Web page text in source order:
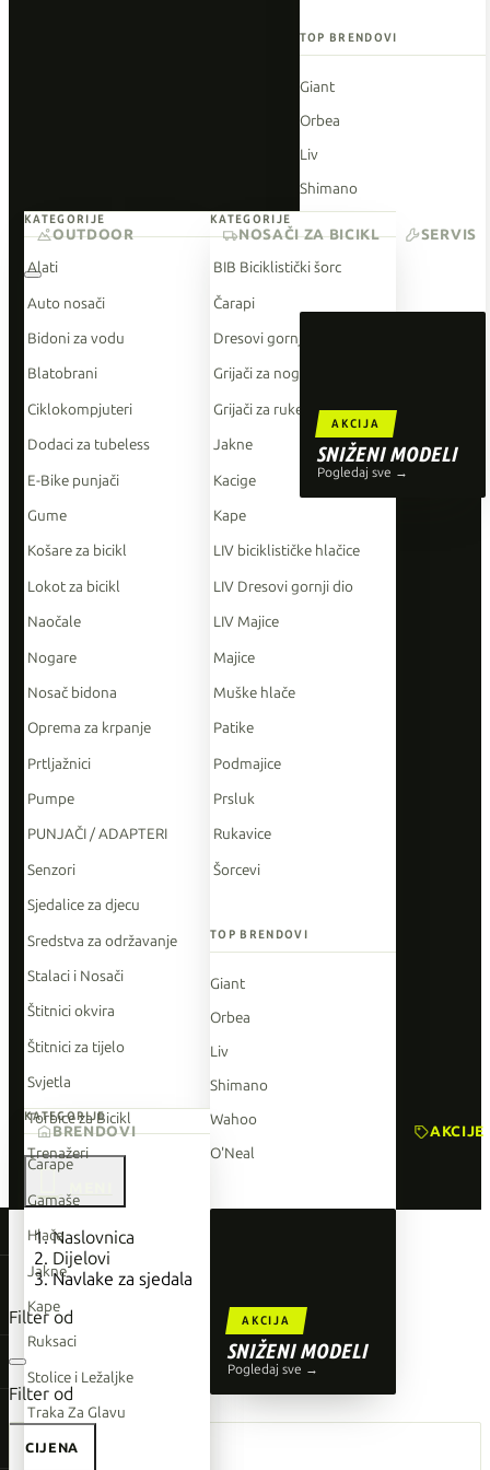
TOP BRENDOVI
Giant
Orbea
Liv
Shimano
O'Neal
AKCIJA
SNIŽENI MODELI
Pogledaj sve →
KATEGORIJE
Alati
Auto nosači
Bidoni za vodu
Blatobrani
Ciklokompjuteri
Dodaci za tubeless
E-Bike punjači
Gume
Košare za bicikl
Lokot za bicikl
Naočale
Nogare
Nosač bidona
Oprema za krpanje
Prtljažnici
Pumpe
PUNJAČI / ADAPTERI
Senzori
Sjedalice za djecu
Sredstva za održavanje
Stalaci i Nosači
Štitnici okvira
Štitnici za tijelo
Svjetla
Torbice za Bicikl
Trenažeri
Giant
Orbea
Liv
Shimano
Wahoo
KATEGORIJE
BIB Biciklistički šorc
Čarapi
Dresovi gornji dio
Grijači za noge
Grijači za ruke
Jakne
Kacige
Kape
LIV biciklističke hlačice
LIV Dresovi gornji dio
LIV Majice
Majice
Muške hlače
Patike
Podmajice
Prsluk
Rukavice
Šorcevi
TOP BRENDOVI
Giant
Orbea
Liv
Shimano
Wahoo
O'Neal
AKCIJA
SNIŽENI MODELI
Pogledaj sve →
OUTDOOR
KATEGORIJE
Čarape
Gamaše
Hlače
Jakne
Kape
Ruksaci
Stolice i Ležaljke
Traka Za Glavu
NOSAČI ZA BICIKL SERVIS
BRENDOVI AKCIJE

Naslovnica
Dijelovi
Navlake za sjedala
Filter od
Filter od
CIJENA